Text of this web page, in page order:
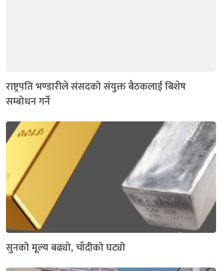
राष्ट्रपति भण्डारीले संसदको संयुक्त बैठकलाई बिशेष
सम्बोधन गर्ने
सुनको मूल्य बढ्यो, चाँदीको घट्यो